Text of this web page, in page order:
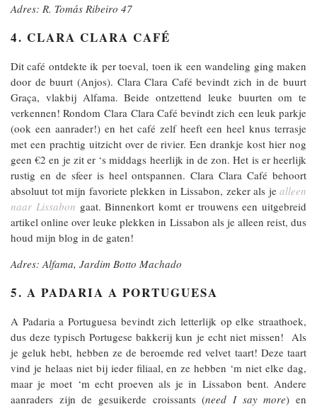
Adres: R. Tomás Ribeiro 47
4. CLARA CLARA CAFÉ
Dit café ontdekte ik per toeval, toen ik een wandeling ging maken
door de buurt (Anjos). Clara Clara Café bevindt zich in de buurt
Graça, vlakbij Alfama. Beide ontzettend leuke buurten om te
verkennen! Rondom Clara Clara Café bevindt zich een leuk parkje
(ook een aanrader!) en het café zelf heeft een heel knus terrasje
met een prachtig uitzicht over de rivier. Een drankje kost hier nog
geen €2 en je zit er ‘s middags heerlijk in de zon. Het is er heerlijk
rustig en de sfeer is heel ontspannen. Clara Clara Café behoort
absoluut tot mijn favoriete plekken in Lissabon, zeker als je alleen
naar Lissabon gaat. Binnenkort komt er trouwens een uitgebreid
artikel online over leuke plekken in Lissabon als je alleen reist, dus
houd mijn blog in de gaten!
Adres: Alfama, Jardim Botto Machado
5. A PADARIA A PORTUGUESA
A Padaria a Portuguesa bevindt zich letterlijk op elke straathoek,
dus deze typisch Portugese bakkerij kun je echt niet missen! Als
je geluk hebt, hebben ze de beroemde red velvet taart! Deze taart
vind je helaas niet bij ieder filiaal, en ze hebben ‘m niet elke dag,
maar je moet ‘m echt proeven als je in Lissabon bent. Andere
aanraders zijn de gesuikerde croissants (need I say more) en